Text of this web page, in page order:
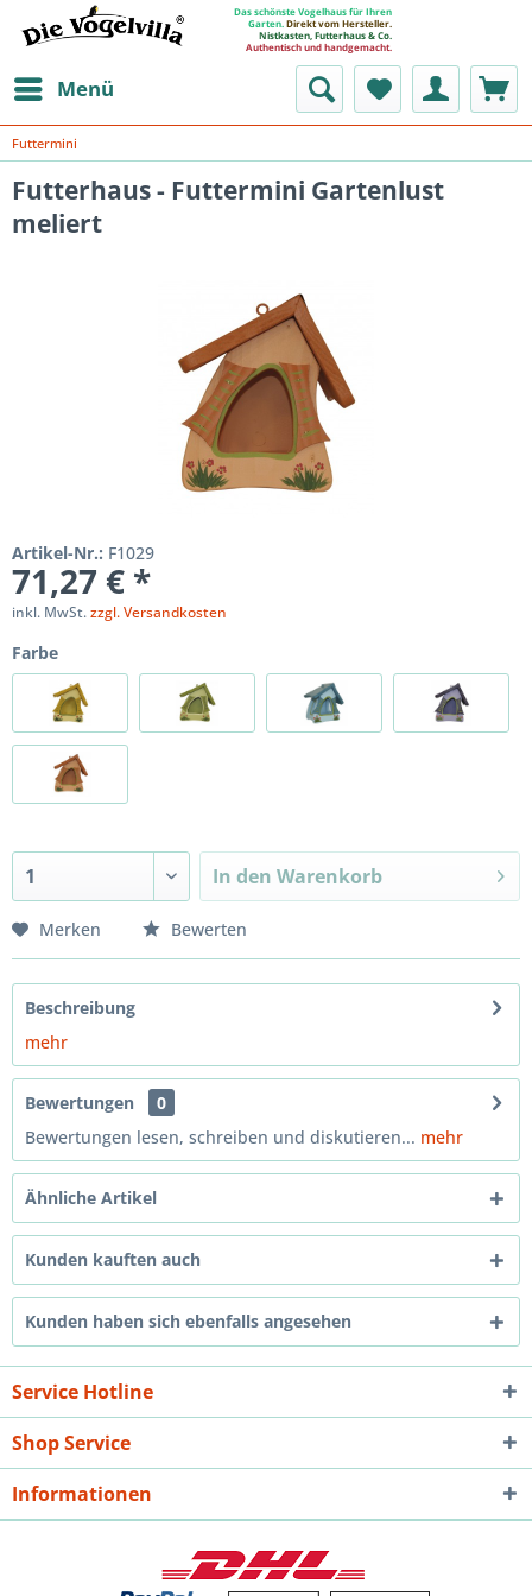
Das schönste Vogelhaus für Ihren
Garten. Direkt vom Hersteller.
Nistkasten, Futterhaus & Co.
Authentisch und handgemacht.
Menü
Futtermini
Futterhaus - Futtermini Gartenlust
meliert
Artikel-Nr.: F1029
71,27 € *
inkl. MwSt.zzgl. Versandkosten
Farbe
In den Warenkorb
Merken Bewerten
Beschreibung
mehr
Bewertungen
0
Bewertungen lesen, schreiben und diskutieren... mehr
Ähnliche Artikel
Kunden kauften auch
Kunden haben sich ebenfalls angesehen
Service Hotline
Shop Service
Informationen